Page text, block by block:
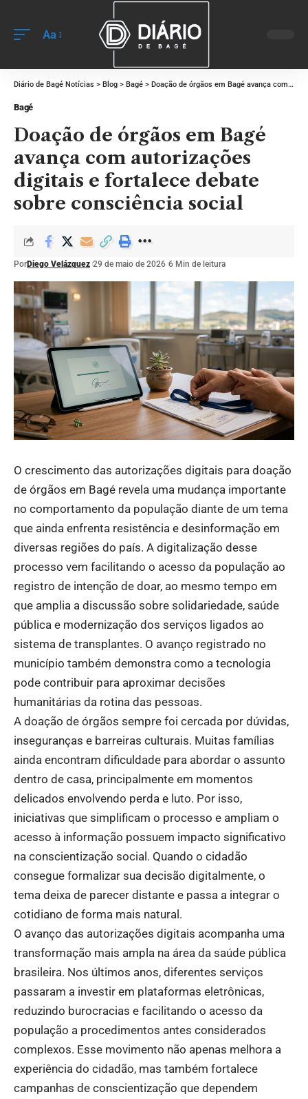
Aa
Diário de Bagé Notícias > Blog > Bagé > Doação de órgãos em Bagé avança com autorizações digitais e fortalece debate sobre consciência social
Bagé
Doação de órgãos em Bagé
avança com autorizações
digitais e fortalece debate
sobre consciência social
PorDiego Velázquez 29 de maio de 2026 6 Min de leitura
O crescimento das autorizações digitais para doação
de órgãos em Bagé revela uma mudança importante
no comportamento da população diante de um tema
que ainda enfrenta resistência e desinformação em
diversas regiões do país. A digitalização desse
processo vem facilitando o acesso da população ao
registro de intenção de doar, ao mesmo tempo em
que amplia a discussão sobre solidariedade, saúde
pública e modernização dos serviços ligados ao
sistema de transplantes. O avanço registrado no
município também demonstra como a tecnologia
pode contribuir para aproximar decisões
humanitárias da rotina das pessoas.
A doação de órgãos sempre foi cercada por dúvidas,
inseguranças e barreiras culturais. Muitas famílias
ainda encontram dificuldade para abordar o assunto
dentro de casa, principalmente em momentos
delicados envolvendo perda e luto. Por isso,
iniciativas que simplificam o processo e ampliam o
acesso à informação possuem impacto significativo
na conscientização social. Quando o cidadão
consegue formalizar sua decisão digitalmente, o
tema deixa de parecer distante e passa a integrar o
cotidiano de forma mais natural.
O avanço das autorizações digitais acompanha uma
transformação mais ampla na área da saúde pública
brasileira. Nos últimos anos, diferentes serviços
passaram a investir em plataformas eletrônicas,
reduzindo burocracias e facilitando o acesso da
população a procedimentos antes considerados
complexos. Esse movimento não apenas melhora a
experiência do cidadão, mas também fortalece
campanhas de conscientização que dependem